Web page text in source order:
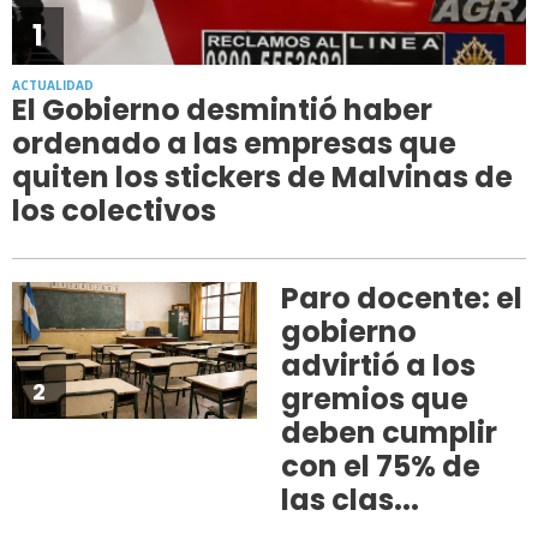
1
ACTUALIDAD
El Gobierno desmintió haber
ordenado a las empresas que
quiten los stickers de Malvinas de
los colectivos
2
Paro docente: el
gobierno
advirtió a los
gremios que
deben cumplir
con el 75% de
las clas...